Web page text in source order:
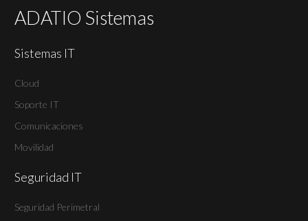
ADATIO Sistemas
Sistemas IT
Cloud
Soporte IT
Comunicaciones
Movilidad
Seguridad IT
Seguridad Perimetral